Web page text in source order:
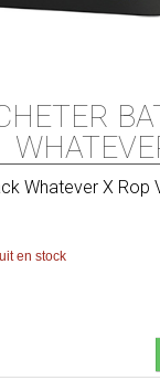
Whatever X Rop
en stock